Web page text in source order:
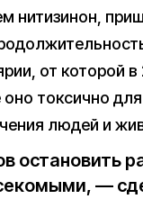
нитизинон,
от которой в
оно токсично
людей и
остановить
—